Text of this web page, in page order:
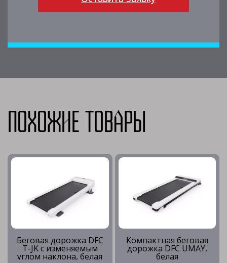
Похожие товары
Беговая дорожка DFC
T-JK с изменяемым
углом наклона, белая
Компактная беговая
дорожка DFC UMAY,
белая